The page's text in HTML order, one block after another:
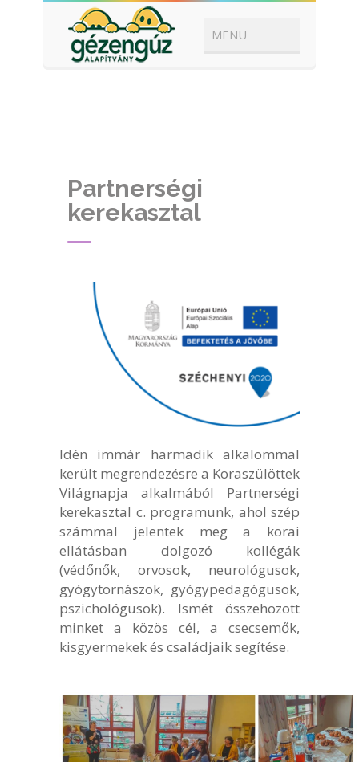
Partnerségi
kerekasztal
Idén immár harmadik alkalommal
került megrendezésre a Koraszülöttek
Világnapja alkalmából Partnerségi
kerekasztal c. programunk, ahol szép
számmal jelentek meg a korai
ellátásban dolgozó kollégák
(védőnők, orvosok, neurológusok,
gyógytornászok, gyógypedagógusok,
pszichológusok). Ismét összehozott
minket a közös cél, a csecsemők,
kisgyermekek és családjaik segítése.